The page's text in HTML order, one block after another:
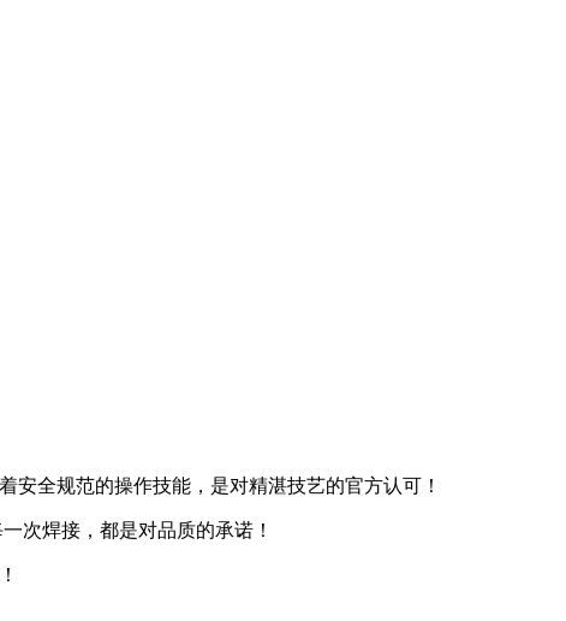
全规范的操作技能，是对精湛技艺的官方认可！
次焊接，都是对品质的承诺！